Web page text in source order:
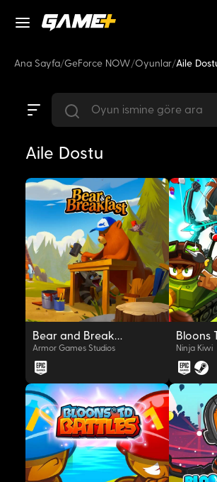
Ana Sayfa/GeForce NOW/Oyunlar/Aile
Aile Dostu
OYNAT
Bear and Breakfast
Armor Games Studios
Bloons
Ninja Kiwi